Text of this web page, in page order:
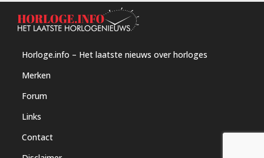
Horloge.info – Het laatste nieuws over horloges
Merken
Forum
Links
Contact